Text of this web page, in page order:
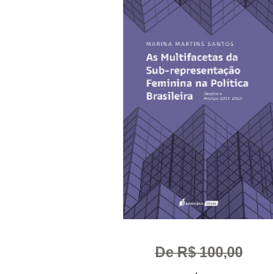
De R$ 100,00